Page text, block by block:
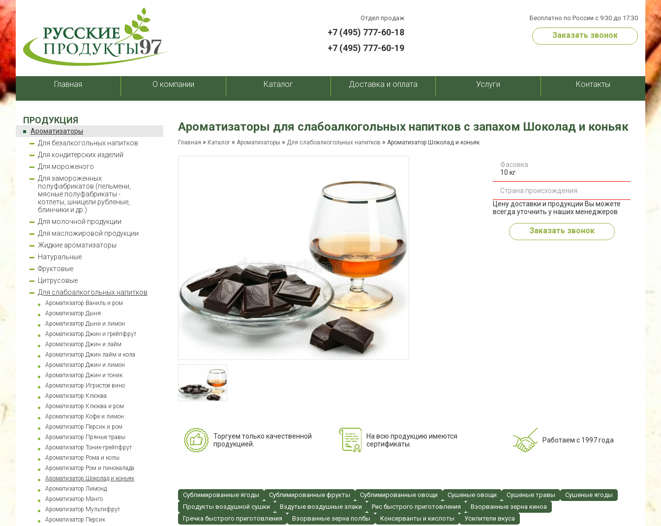
Отдел продаж
+7 (495) 777-60-18
+7 (495) 777-60-19
Бесплатно по России с 9:30 до 17:30
Заказать звонок
Главная О компании Каталог Доставка и оплата Услуги Контакты
ПРОДУКЦИЯ
Ароматизаторы
Для безалкогольных напитков
Для кондитерских изделий
Для мороженого
Для замороженных
полуфабрикатов (пельмени,
мясные полуфабрикаты -
котлеты, шницели рубленые,
блинчики и др.)
Для молочной продукции
Для масложировой продукции
Жидкие ароматизаторы
Натуральные
Фруктовые
Цитрусовые
Для слабоалкогольных напитков
Ароматизатор Ваниль и ром
Ароматизатор Дыня
Ароматизатор Дыни и лимон
Ароматизатор Джин и грейпфрут
Ароматизатор Джин и лайм
Ароматизатор Джин лайм и колa
Ароматизатор Джин и лимон
Ароматизатор Джин и тоник
Ароматизатор Игристое вино
Ароматизатор Клюква
Ароматизатор Клюква и ром
Ароматизатор Кофе и лимон
Ароматизатор Персик и ром
Ароматизатор Пряные травы
Ароматизатор Тоник-грейпфрут
Ароматизатор Рома и колы
Ароматизатор Ром и пинокалада
Ароматизатор Шоколад и коньяк
Ароматизатор Лимонд
Ароматизатор Манго
Ароматизатор Мультифрут
Ароматизатор Персик
Ароматизаторы для слабоалкогольных напитков c запахом Шоколад и коньяк
Главная » Каталог » Ароматизаторы » Для слабоалкогольных напитков » Ароматизатор Шоколад и коньяк
Фасовка
10 кг
Страна происхождения
Цену доставки и продукции Вы можете
всегда уточнить у наших менеджеров
Заказать звонок
Торгуем только качественной
продукцией.
На всю продукцию имеются
сертификаты.
Работаем с 1997 года
Сублимированные ягоды Сублимированные фрукты Сублимированные овощи Сушеные овощи Сушеные травы
Сушеные ягоды
Продукты воздушной сушки
Вздутые воздушные злаки Рис быстрого приготовления
Взорванные зерна киноа
Гречка быстрого приготовления
Взорванные зерна полбы Консерванты и кислоты Усилители вкуса